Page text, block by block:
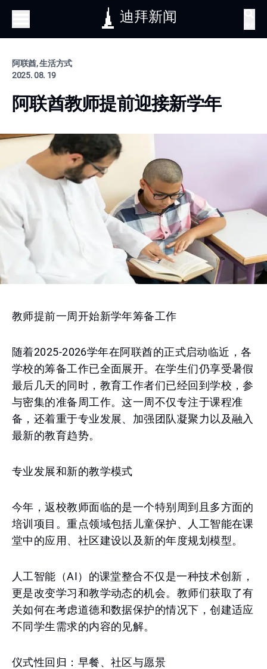
迪拜新闻
阿联酋, 生活方式
2025. 08. 19
阿联酋教师提前迎接新学年
教师提前一周开始新学年筹备工作
随着2025-2026学年在阿联酋的正式启动临近，各
学校的筹备工作已全面展开。在学生们仍享受暑假
最后几天的同时，教育工作者们已经回到学校，参
与密集的准备周工作。这一周不仅专注于课程准
备，还着重于专业发展、加强团队凝聚力以及融入
最新的教育趋势。
专业发展和新的教学模式
今年，返校教师面临的是一个特别周到且多方面的
培训项目。重点领域包括儿童保护、人工智能在课
堂中的应用、社区建设以及新的年度规划模型。
人工智能（AI）的课堂整合不仅是一种技术创新，
更是改变学习和教学动态的机会。教师们获取了有
关如何在考虑道德和数据保护的情况下，创建适应
不同学生需求的内容的见解。
仪式性回归：早餐、社区与愿景